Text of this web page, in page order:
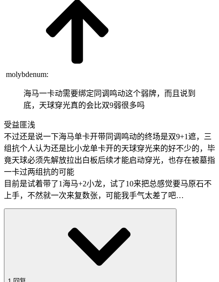
molybdenum:
海马一卡动需要绑定同调鸣动这个弱牌，而且说到
底，天球穿光真的会比双9弱很多吗
受益匪浅
不过还是说一下海马单卡开带同调鸣动的终场是双9+1遮，三
组抗个人认为还是比小龙单卡开的天球穿光来的好不少的，毕
竟天球必须先解放拉出白板后续才能启动穿光，也存在被墓指
一卡过两组抗的可能
目前是试着带了1海马+2小龙，试了10来把总感觉要马原石不
上手，不然就一次来复数张，可能我手气太差了吧…